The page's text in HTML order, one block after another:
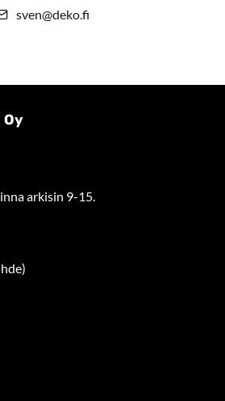
sven@deko.fi
Oy
arkisin 9-15.